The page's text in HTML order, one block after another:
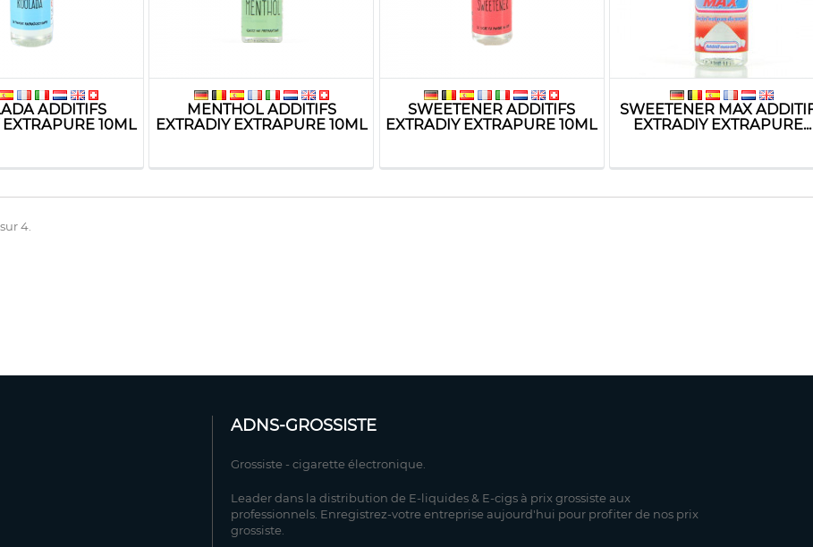
ADDITIFS
EXTRAPURE 10ML
MENTHOL ADDITIFS
EXTRADIY EXTRAPURE 10ML
SWEETENER ADDITIFS
EXTRADIY EXTRAPURE 10ML
SWEETENER MAX
EXTRADIY EXTRAPURE...
4.
ADNS-GROSSISTE
Grossiste - cigarette électronique.
Leader dans la distribution de E-liquides & E-cigs à prix grossiste aux
professionnels. Enregistrez-votre entreprise aujourd'hui pour profiter de nos prix
grossiste.